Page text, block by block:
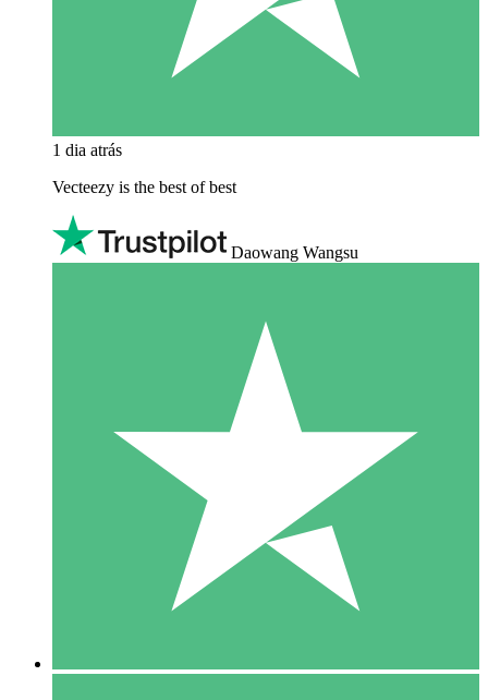
1 dia atrás
Vecteezy is the best of best
Daowang Wangsu